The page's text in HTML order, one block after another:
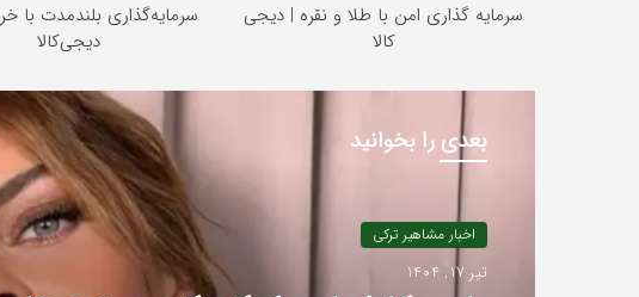
سرمایه گذاری امن با طلا و نقره | دیجی
کالا
سرمایه‌گذاری بلندمدت با
دیجی‌کالا
بعدی را بخوانید
اخبار مشاهیر ترکی
تیر 17, 1404